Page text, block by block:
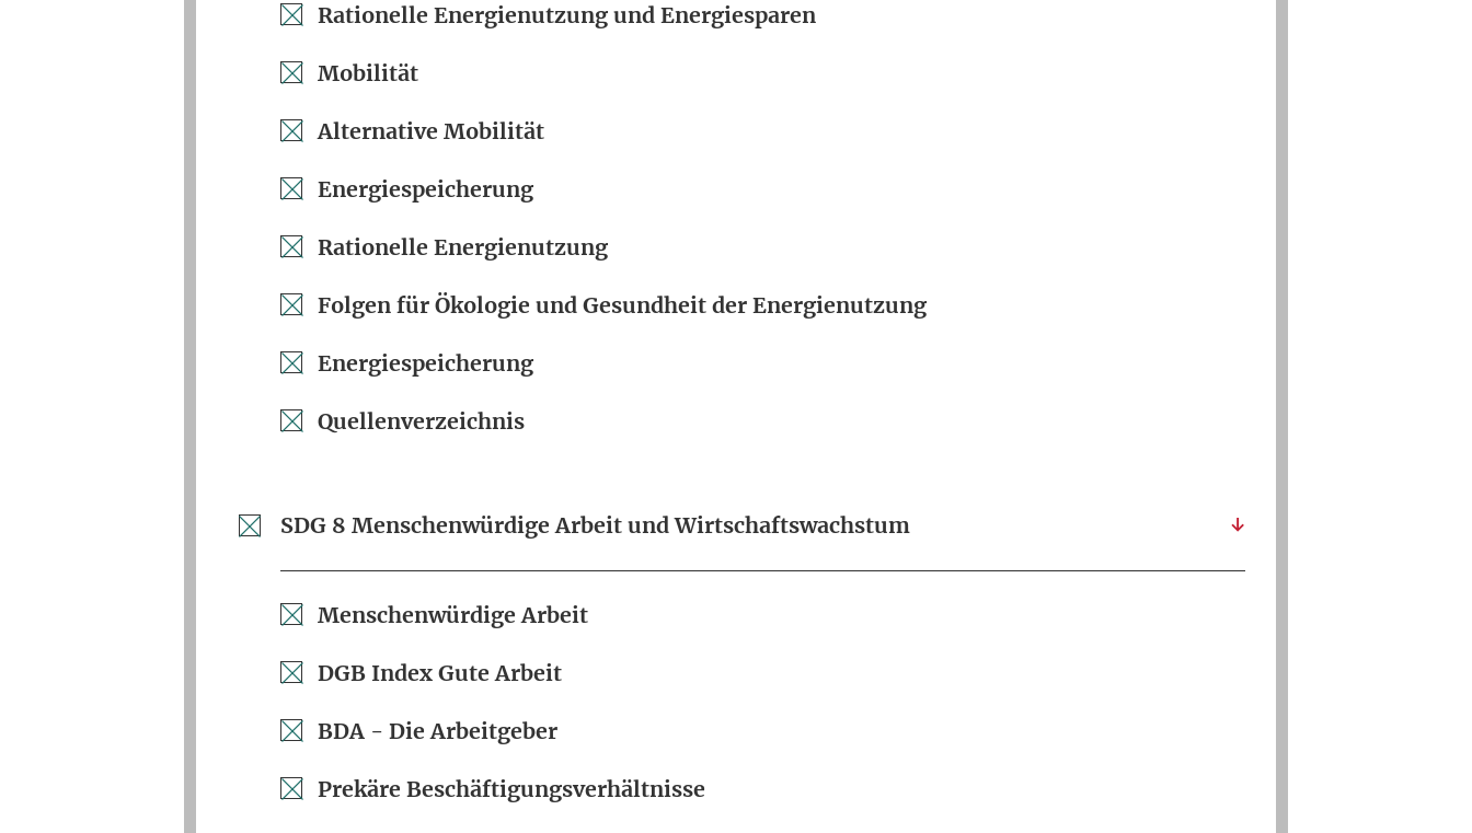
Rationelle Energienutzung und Energiesparen
Mobilität
Alternative Mobilität
Energiespeicherung
Rationelle Energienutzung
Folgen für Ökologie und Gesundheit der Energienutzung
Energiespeicherung
Quellenverzeichnis
SDG 8 Menschenwürdige Arbeit und Wirtschaftswachstum
Menschenwürdige Arbeit
DGB Index Gute Arbeit
BDA - Die Arbeitgeber
Prekäre Beschäftigungsverhältnisse